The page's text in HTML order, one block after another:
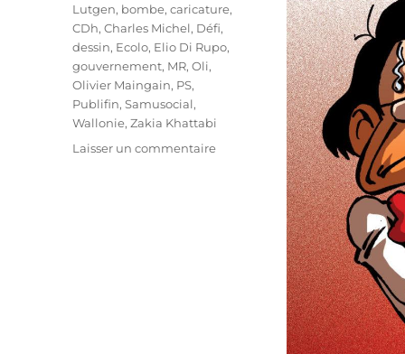
Lutgen, bombe,caricature,
CDh,Charles Michel, Défi,
dessin, Ecolo, Elio Di Rupo,
gouvernement, MR,Oli,
Olivier Maingain, PS,
Publifin,Samusocial,
Wallonie,Zakia Khattabi
Laisser un commentairesur